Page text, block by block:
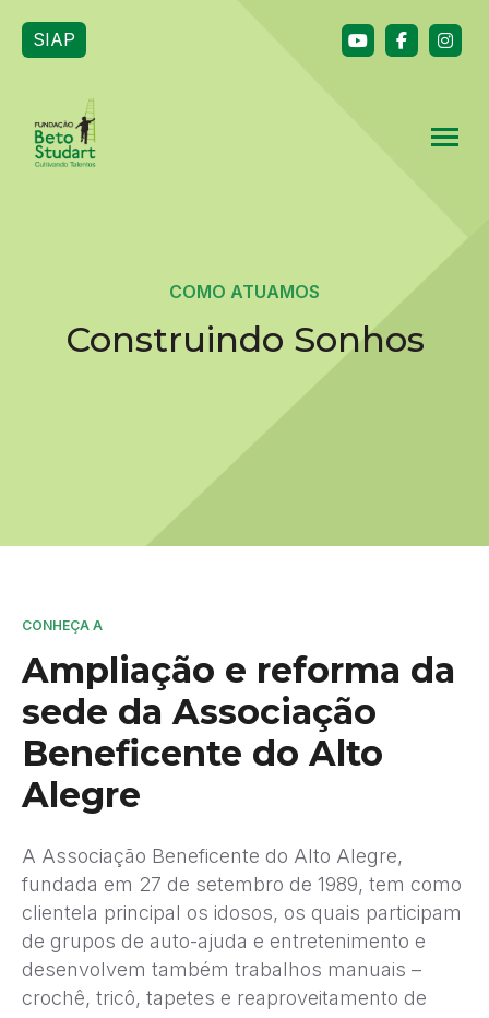
SIAP
COMO ATUAMOS
Construindo Sonhos
CONHEÇA A
Ampliação e reforma da
sede da Associação
Beneficente do Alto
Alegre
A Associação Beneficente do Alto Alegre,
fundada em 27 de setembro de 1989, tem como
clientela principal os idosos, os quais participam
de grupos de auto-ajuda e entretenimento e
desenvolvem também trabalhos manuais –
crochê, tricô, tapetes e reaproveitamento de